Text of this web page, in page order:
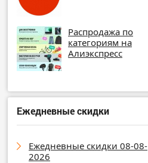
Распродажа по
категориям на
Алиэкспресс
Ежедневные скидки
Ежедневные скидки 08-08-
2026